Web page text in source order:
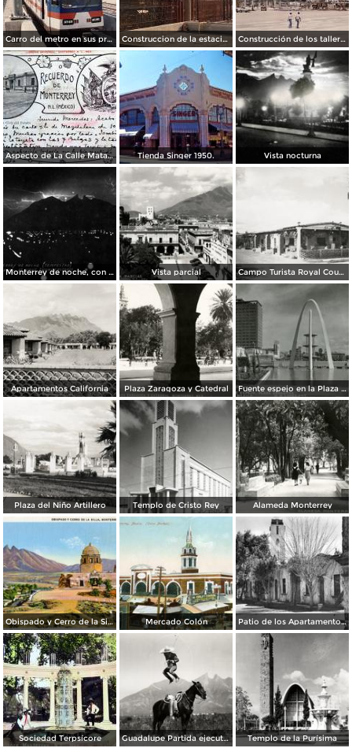
Carro del metro en sus primeras pruebas durante 1990 Construccion de la estacion cuauhtemoc Construcción de los talleres del metro
Aspecto de La Calle Matamoros ( Circulada el 8 de Abril de 1912 ). Tienda Singer 1950. Vista nocturna
Monterrey de noche, con tempestad Vista parcial Campo Turista Royal Courts
Apartamentos California Plaza Zaragoza y Catedral Fuente espejo en la Plaza Zaragoza
Plaza del Niño Artillero Templo de Cristo Rey Alameda Monterrey
Obispado y Cerro de la Silla Mercado Colón Patio de los Apartamentos Regina
Sociedad Terpsícore Guadalupe Partida ejecutando una charrería con lazo Templo de la Purísima